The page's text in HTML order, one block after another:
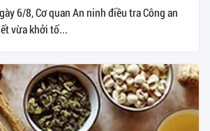
6/8, Cơ quan An ninh điều tra Công an
vừa khởi tố...